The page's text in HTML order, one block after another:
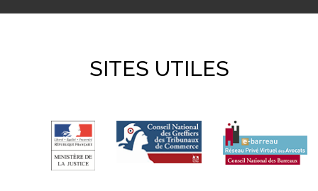
SITES UTILES